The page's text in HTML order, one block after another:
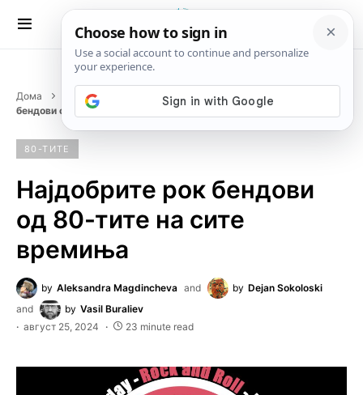
Дома Музика 80-тите
Најдобрите рок
бендови од 80-тите на сите времиња
80-ТИТЕ
Најдобрите рок бендови
од 80-тите на сите
времиња
by Aleksandra Magdincheva and by Dejan Sokoloski
and
by Vasil Buraliev
август 25, 2024
23 minute read